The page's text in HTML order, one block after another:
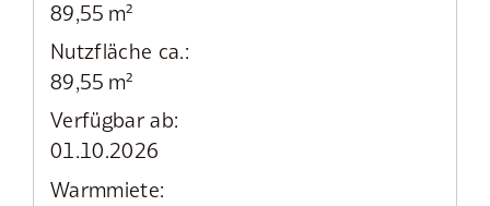
89,55 m²
Nutzfläche ca.:
89,55 m²
Verfügbar ab:
01.10.2026
Warmmiete: